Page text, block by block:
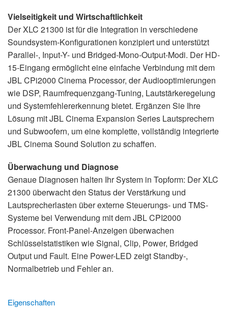
Vielseitigkeit und Wirtschaftlichkeit
Der XLC 21300 ist für die Integration in verschiedene
Soundsystem-Konfigurationen konzipiert und unterstützt
Parallel-, Input-Y- und Bridged-Mono-Output-Modi. Der HD-
15-Eingang ermöglicht eine einfache Verbindung mit dem
JBL CPi2000 Cinema Processor, der Audiooptimierungen
wie DSP, Raumfrequenzgang-Tuning, Lautstärkeregelung
und Systemfehlererkennung bietet. Ergänzen Sie Ihre
Lösung mit JBL Cinema Expansion Series Lautsprechern
und Subwoofern, um eine komplette, vollständig integrierte
JBL Cinema Sound Solution zu schaffen.
Überwachung und Diagnose
Genaue Diagnosen halten Ihr System in Topform: Der XLC
21300 überwacht den Status der Verstärkung und
Lautsprecherlasten über externe Steuerungs- und TMS-
Systeme bei Verwendung mit dem JBL CPI2000
Processor. Front-Panel-Anzeigen überwachen
Schlüsselstatistiken wie Signal, Clip, Power, Bridged
Output und Fault. Eine Power-LED zeigt Standby-,
Normalbetrieb und Fehler an.
Eigenschaften